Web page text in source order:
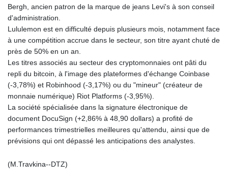
Bergh, ancien patron de la marque de jeans Levi's à son conseil
d'administration.
Lululemon est en difficulté depuis plusieurs mois, notamment face
à une compétition accrue dans le secteur, son titre ayant chuté de
près de 50% en un an.
Les titres associés au secteur des cryptomonnaies ont pâti du
repli du bitcoin, à l'image des plateformes d'échange Coinbase
(-3,78%) et Robinhood (-3,17%) ou du "mineur" (créateur de
monnaie numérique) Riot Platforms (-3,95%).
La société spécialisée dans la signature électronique de
document DocuSign (+2,86% à 48,90 dollars) a profité de
performances trimestrielles meilleures qu'attendu, ainsi que de
prévisions qui ont dépassé les anticipations des analystes.
(M.Travkina--DTZ)